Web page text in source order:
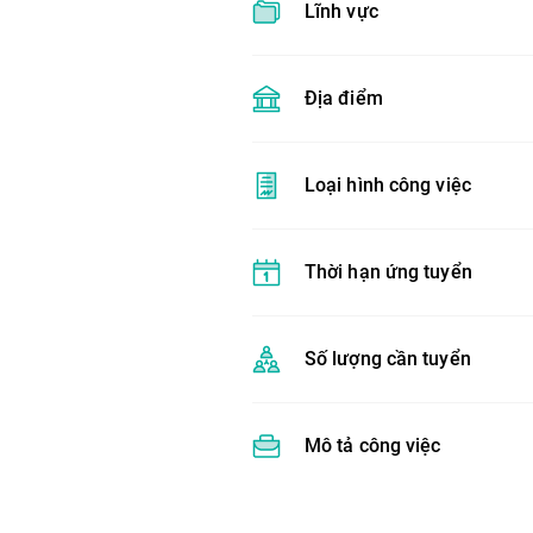
Lĩnh vực
Địa điểm
Loại hình công việc
Thời hạn ứng tuyển
Số lượng cần tuyển
Mô tả công việc